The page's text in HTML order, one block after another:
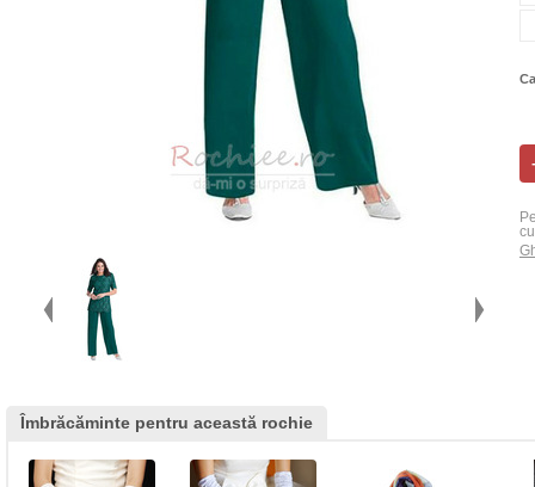
Îmbrăcăminte pentru această rochie